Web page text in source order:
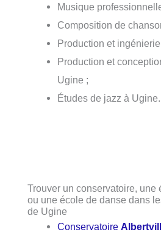
Musique
Composition de
Production et
Production et
Ugine ;
Études de jazz à Ugine.
Trouver un conservatoire, une
ou une école de danse dans
de Ugine
Conservatoire